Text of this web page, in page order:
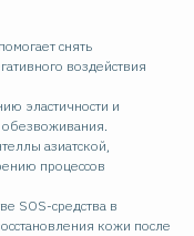
снять
воздействия
эластичности и
обезвоживания.
азиатской,
процессов
SOS-средства в
кожи после